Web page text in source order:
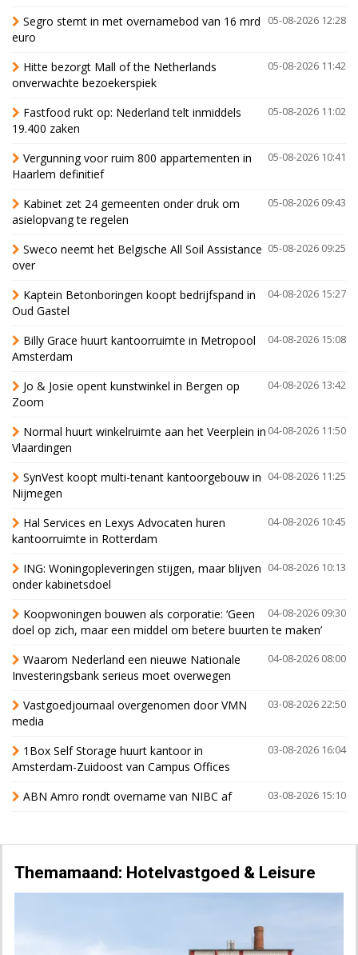
05-08-2026 12:28
Segro stemt in met overnamebod van 16 mrd
euro
05-08-2026 11:42
Hitte bezorgt Mall of the Netherlands
onverwachte bezoekerspiek
05-08-2026 11:02
Fastfood rukt op: Nederland telt inmiddels
19.400 zaken
05-08-2026 10:41
Vergunning voor ruim 800 appartementen in
Haarlem definitief
05-08-2026 09:43
Kabinet zet 24 gemeenten onder druk om
asielopvang te regelen
05-08-2026 09:25
Sweco neemt het Belgische All Soil Assistance
over
04-08-2026 15:27
Kaptein Betonboringen koopt bedrijfspand in
Oud Gastel
04-08-2026 15:08
Billy Grace huurt kantoorruimte in Metropool
Amsterdam
04-08-2026 13:42
Jo & Josie opent kunstwinkel in Bergen op
Zoom
04-08-2026 11:50
Normal huurt winkelruimte aan het Veerplein in
Vlaardingen
04-08-2026 11:25
SynVest koopt multi-tenant kantoorgebouw in
Nijmegen
04-08-2026 10:45
Hal Services en Lexys Advocaten huren
kantoorruimte in Rotterdam
04-08-2026 10:13
ING: Woningopleveringen stijgen, maar blijven
onder kabinetsdoel
04-08-2026 09:30
Koopwoningen bouwen als corporatie: ‘Geen
doel op zich, maar een middel om betere buurten te maken’
04-08-2026 08:00
Waarom Nederland een nieuwe Nationale
Investeringsbank serieus moet overwegen
03-08-2026 22:50
Vastgoedjournaal overgenomen door VMN
media
03-08-2026 16:04
1Box Self Storage huurt kantoor in
Amsterdam-Zuidoost van Campus Offices
03-08-2026 15:10
ABN Amro rondt overname van NIBC af
Themamaand: Hotelvastgoed & Leisure